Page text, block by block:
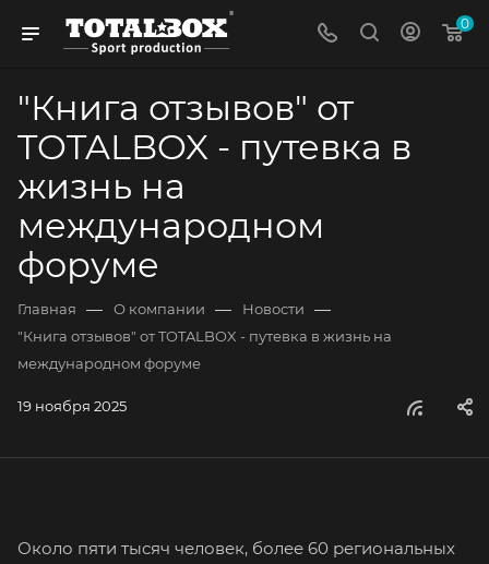
0
"Книга отзывов" от
TOTALBOX - путевка в
жизнь на
международном
форуме
Главная — О компании — Новости —
"Книга отзывов" от TOTALBOX - путевка в жизнь на
международном форуме
19 ноября 2025
Около пяти тысяч человек, более 60 региональных